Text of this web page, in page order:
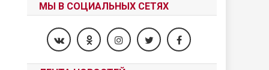
МЫ В СОЦИАЛЬНЫХ СЕТЯХ